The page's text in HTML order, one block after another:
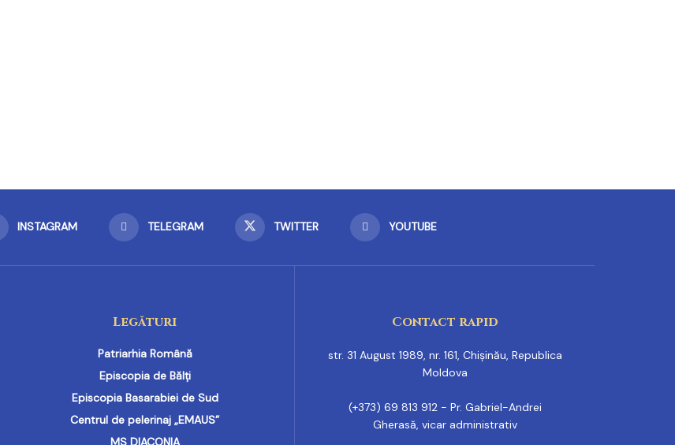
INSTAGRAM TELEGRAM TWITTER YOUTUBE
Legături
Patriarhia Română
Episcopia de Bălți
Episcopia Basarabiei de Sud
Centrul de pelerinaj „EMAUS”
MS DIACONIA
Contact rapid
str. 31 August 1989, nr. 161, Chișinău, Republica
Moldova
(+373) 69 813 912 - Pr. Gabriel-Andrei
Gherasă, vicar administrativ